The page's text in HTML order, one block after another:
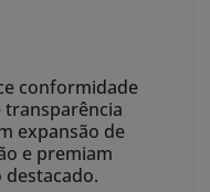
conformidade
transparência
expansão de
e premiam